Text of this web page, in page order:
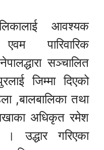
आवश्यक
पारिवारिक
सञ्चालित
जिम्मा दिएको
,बालबालिका तथा
अधिकृत रमेश
उद्धार गरिएका